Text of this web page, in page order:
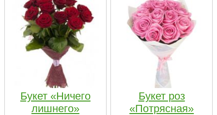
Букет «Ничего
лишнего»
Букет роз
«Потрясная»